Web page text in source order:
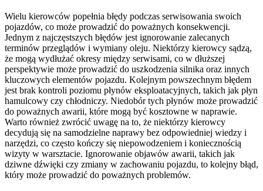
Wielu kierowców popełnia błędy podczas serwisowania swoich
pojazdów, co może prowadzić do poważnych konsekwencji.
Jednym z najczęstszych błędów jest ignorowanie zalecanych
terminów przeglądów i wymiany oleju. Niektórzy kierowcy sądzą,
że mogą wydłużać okresy między serwisami, co w dłuższej
perspektywie może prowadzić do uszkodzenia silnika oraz innych
kluczowych elementów pojazdu. Kolejnym powszechnym błędem
jest brak kontroli poziomu płynów eksploatacyjnych, takich jak płyn
hamulcowy czy chłodniczy. Niedobór tych płynów może prowadzić
do poważnych awarii, które mogą być kosztowne w naprawie.
Warto również zwrócić uwagę na to, że niektórzy kierowcy
decydują się na samodzielne naprawy bez odpowiedniej wiedzy i
narzędzi, co często kończy się niepowodzeniem i koniecznością
wizyty w warsztacie. Ignorowanie objawów awarii, takich jak
dziwne dźwięki czy zmiany w zachowaniu pojazdu, to kolejny błąd,
który może prowadzić do poważnych problemów.